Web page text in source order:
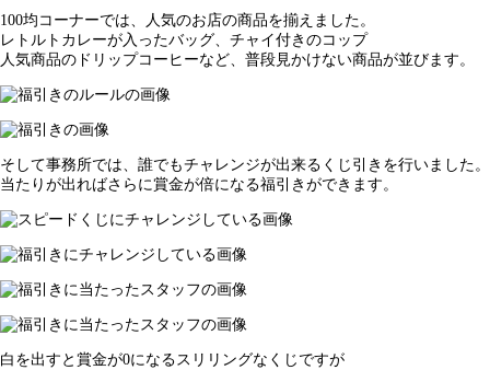
100均コーナーでは、人気のお店の商品を揃えました。
レトルトカレーが入ったバッグ、チャイ付きのコップ
人気商品のドリップコーヒーなど、普段見かけない商品が並びます。
そして事務所では、誰でもチャレンジが出来るくじ引きを行いました。
当たりが出ればさらに賞金が倍になる福引きができます。
白を出すと賞金が0になるスリリングなくじですが